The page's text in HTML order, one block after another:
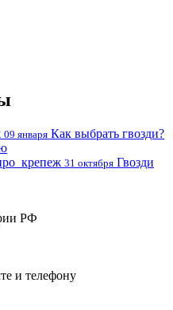
09 января Как выбрать гвозди?
31 октября Гвозди
РФ
и телефону